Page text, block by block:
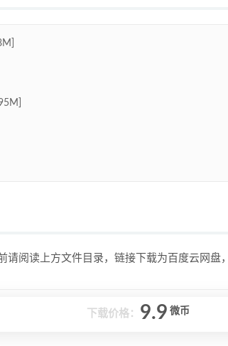
请阅读上方文件目录，链接下载为百度云网盘
下载价格： 9.9 微币